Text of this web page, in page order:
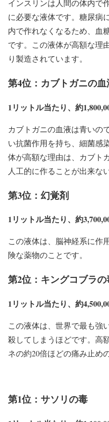
インスリンは人間の体内で
に必要な液体です。糖尿病
内で作れなくなるため、血
です。この液体が高額な理
り製造されています。
第4位：カブトガニの
1リットル当たり、約
カブトガニの血液は青いの
い抗菌作用を持ち、細菌感
体が高額な理由は、カブト
人工的に作ることが出来な
第3位：幻覚剤
1リットル当たり、約
この液体は、脳神経系に作
険な薬物のことです。
第2位：キングコブラ
1リットル当たり、約
この液体は、世界で最も強
殺してしまうほどです。高
ネの約20倍ほどの痛み止め
第1位：サソリの毒